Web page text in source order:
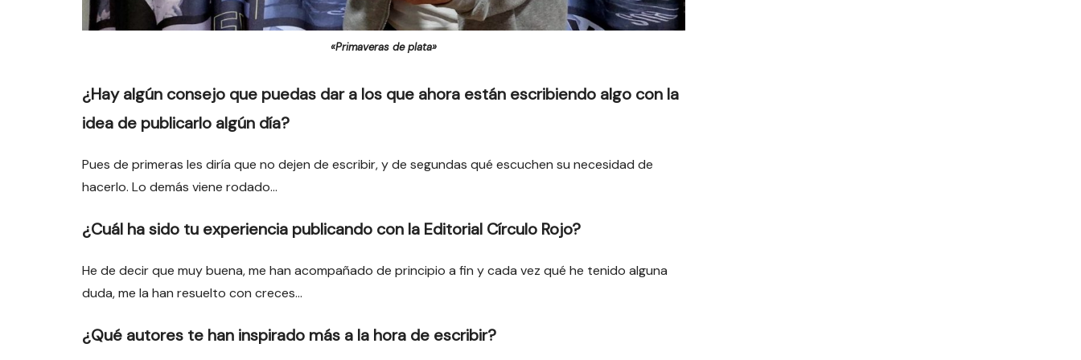
«Primaveras de plata»
¿Hay algún consejo que puedas dar a los que ahora están escribiendo algo con la
idea de publicarlo algún día?
Pues de primeras les diría que no dejen de escribir, y de segundas qué escuchen su necesidad de
hacerlo. Lo demás viene rodado…
¿Cuál ha sido tu experiencia publicando con la Editorial Círculo Rojo?
He de decir que muy buena, me han acompañado de principio a fin y cada vez qué he tenido alguna
duda, me la han resuelto con creces…
¿Qué autores te han inspirado más a la hora de escribir?